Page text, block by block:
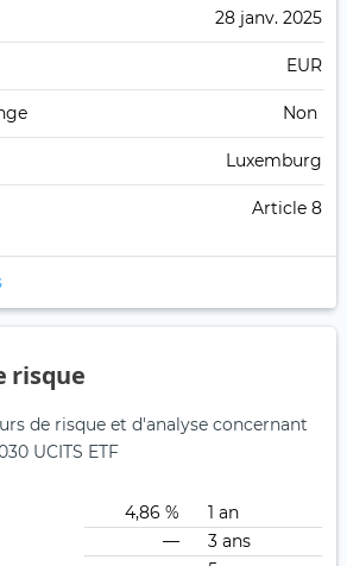
28 janv. 2025
EUR
Non
Luxemburg
Article 8
risque
de risque et d'analyse concernant
UCITS ETF
4,86 %
1 an
—
3 ans